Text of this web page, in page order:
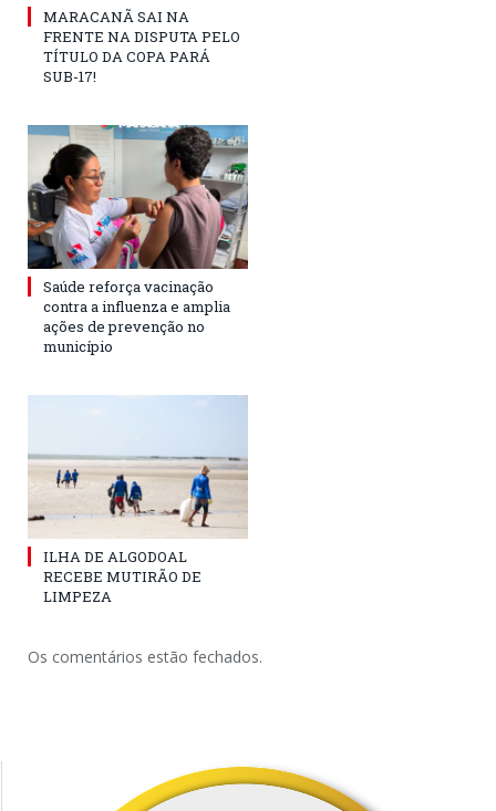
MARACANÃ SAI NA
FRENTE NA DISPUTA PELO
TÍTULO DA COPA PARÁ
SUB-17!
Saúde reforça vacinação
contra a influenza e amplia
ações de prevenção no
município
ILHA DE ALGODOAL
RECEBE MUTIRÃO DE
LIMPEZA
Os comentários estão fechados.